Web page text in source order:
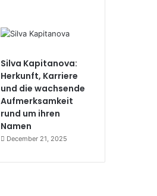
Silva Kapitanova:
Herkunft, Karriere
und die wachsende
Aufmerksamkeit
rund um ihren
Namen
December 21, 2025